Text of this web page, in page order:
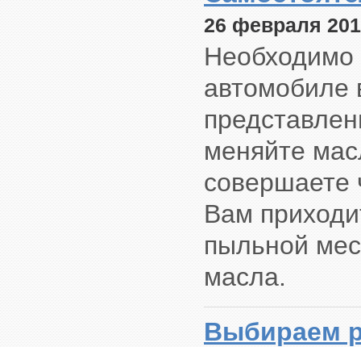
26 февраля
Необходимо
автомобиле
меняйте
совершаете
Вам
пыльной
масла.
Выбираем